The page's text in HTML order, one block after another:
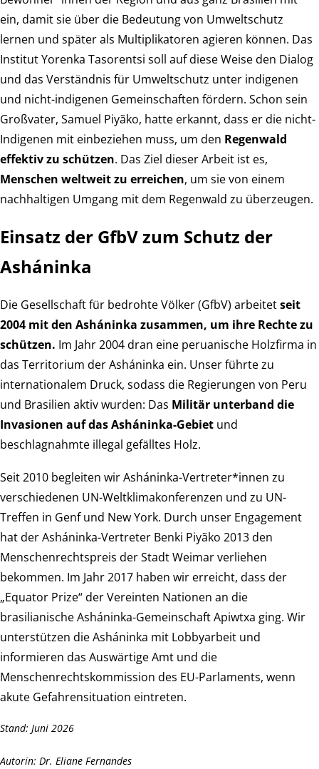
ein, damit sie über die Bedeutung von Umweltschutz
lernen und später als Multiplikatoren agieren können. Das
Institut Yorenka Tasorentsi soll auf diese Weise den Dialog
und das Verständnis für Umweltschutz unter indigenen
und nicht-indigenen Gemeinschaften fördern. Schon sein
Großvater, Samuel Piyãko, hatte erkannt, dass er die nicht-
Indigenen mit einbeziehen muss, um den Regenwald
effektiv zu schützen. Das Ziel dieser Arbeit ist es,
Menschen weltweit zu erreichen, um sie von einem
nachhaltigen Umgang mit dem Regenwald zu überzeugen.
Einsatz der GfbV zum Schutz der
Asháninka
Die Gesellschaft für bedrohte Völker (GfbV) arbeitetseit
2004 mit den Asháninka zusammen, um ihre Rechte zu
schützen. Im Jahr 2004 dran eine peruanische Holzfirma in
das Territorium der Asháninka ein. Unser führte zu
internationalem Druck, sodass die Regierungen von Peru
und Brasilien aktiv wurden: Das Militär unterband die
Invasionen auf das Asháninka-Gebiet und
beschlagnahmte illegal gefälltes Holz.
Seit 2010 begleiten wir Asháninka-Vertreter*innen zu
verschiedenen UN-Weltklimakonferenzen und zu UN-
Treffen in Genf und New York. Durch unser Engagement
hat der Asháninka-Vertreter Benki Piyãko 2013 den
Menschenrechtspreis der Stadt Weimar verliehen
bekommen. Im Jahr 2017 haben wir erreicht, dass der
„Equator Prize“ der Vereinten Nationen an die
brasilianische Asháninka-Gemeinschaft Apiwtxa ging. Wir
unterstützen die Asháninka mit Lobbyarbeit und
informieren das Auswärtige Amt und die
Menschenrechtskommission des EU-Parlaments, wenn
akute Gefahrensituation eintreten.
Stand: Juni 2026
Autorin: Dr. Eliane Fernandes